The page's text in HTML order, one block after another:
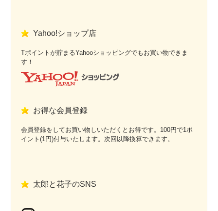
Yahoo!ショップ店
Tポイントが貯まるYahooショッピングでもお買い物できま
す！
お得な会員登録
会員登録をしてお買い物しいただくとお得です。100円で1ポ
イント(1円)付与いたします。次回以降換算できます。
太郎と花子のSNS